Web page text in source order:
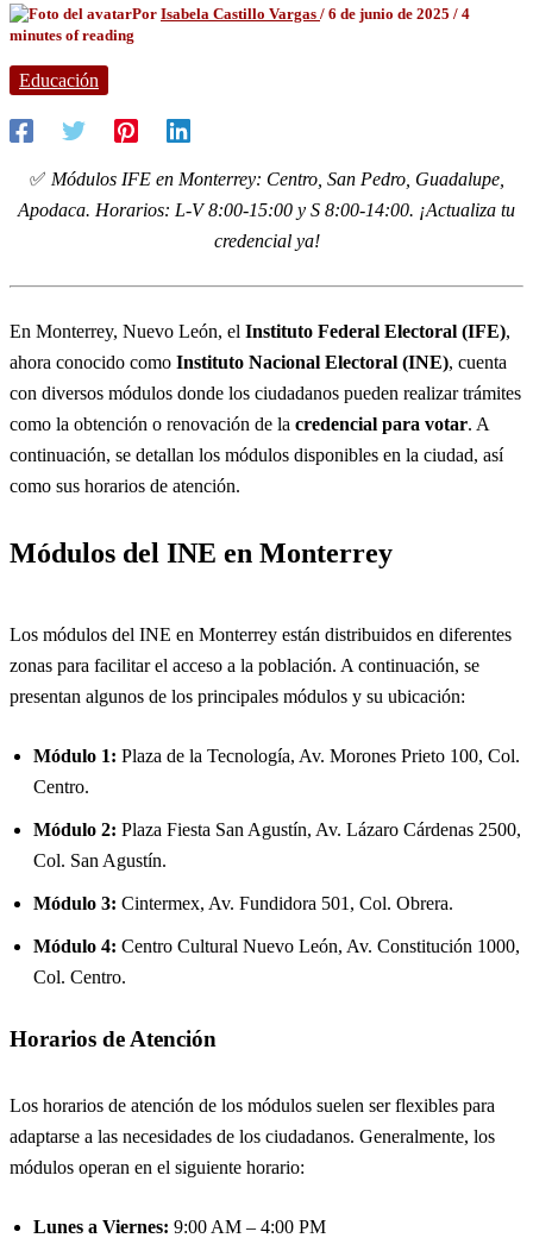
Por Isabela Castillo Vargas / 6 de junio de 2025 / 4
minutes of reading
Educación
✅ Módulos IFE en Monterrey: Centro, San Pedro, Guadalupe,
Apodaca. Horarios: L-V 8:00-15:00 y S 8:00-14:00. ¡Actualiza tu
credencial ya!
En Monterrey, Nuevo León, el Instituto Federal Electoral (IFE),
ahora conocido como Instituto Nacional Electoral (INE), cuenta
con diversos módulos donde los ciudadanos pueden realizar trámites
como la obtención o renovación de la credencial para votar. A
continuación, se detallan los módulos disponibles en la ciudad, así
como sus horarios de atención.
Módulos del INE en Monterrey
Los módulos del INE en Monterrey están distribuidos en diferentes
zonas para facilitar el acceso a la población. A continuación, se
presentan algunos de los principales módulos y su ubicación:
Módulo 1: Plaza de la Tecnología, Av. Morones Prieto 100, Col.
Centro.
Módulo 2: Plaza Fiesta San Agustín, Av. Lázaro Cárdenas 2500,
Col. San Agustín.
Módulo 3: Cintermex, Av. Fundidora 501, Col. Obrera.
Módulo 4: Centro Cultural Nuevo León, Av. Constitución 1000,
Col. Centro.
Horarios de Atención
Los horarios de atención de los módulos suelen ser flexibles para
adaptarse a las necesidades de los ciudadanos. Generalmente, los
módulos operan en el siguiente horario:
Lunes a Viernes: 9:00 AM – 4:00 PM